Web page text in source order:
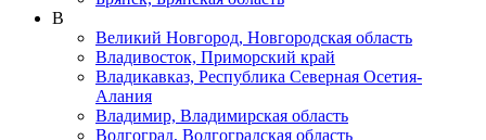
В
Великий Новгород, Новгородская область
Владивосток, Приморский край
Владикавказ, Республика Северная Осетия-
Алания
Владимир, Владимирская область
Волгоград, Волгоградская область